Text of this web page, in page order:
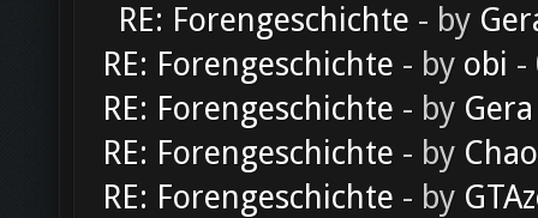
RE: Forengeschichte - by
RE: Forengeschichte - by obi -
RE: Forengeschichte - by Gera
RE: Forengeschichte - by
RE: Forengeschichte - by